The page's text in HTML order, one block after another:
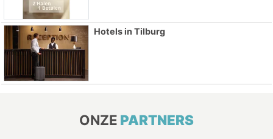
Hotels in Tilburg
ONZE PARTNERS